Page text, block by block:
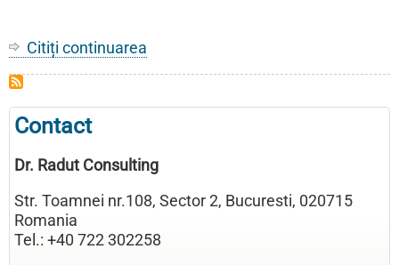
Citiți continuarea
Domeniul
Contact
Dr. Radut Consulting
Str. Toamnei nr.108, Sector 2, Bucuresti, 020715
Romania
Tel.: +40 722 302258